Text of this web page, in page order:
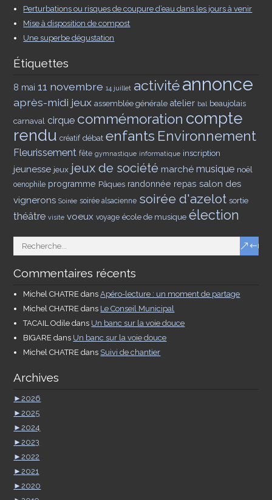
Perturbations ou risques de coupure d’eau dans les jours à venir
Mise à disposition de compost
Une superbe dégustation
Étiquettes
8 mai 11 novembre 14 juillet activitéannonce
après-midi jeux assemblée générale atelier bal
beaujolais
carnaval cirque commémoration compte
rendu créatif débat enfants Environnement
Fleurissement fête gymnastique informatique inscription
jeunesse jeux jeux de société marché musique noël
oenophile programme Pâques randonnée repas salon des
vignerons Soirée soirée alsacienne soirée d'azelot sortie
théâtre visite voeux voyage école de musique élection
Commentaires récents
Michel CHATRE dansApéro-lecture : un moment de partage
Michel CHATRE dans Le Conseil Municipal
TACAIL Odile dans Un banc sur la voie douce
BIGARE dans Un banc sur la voie douce
Michel CHATRE dans Suivi de chantier
Archives
►2026
►2025
►2024
►2023
►2022
►2021
►2020